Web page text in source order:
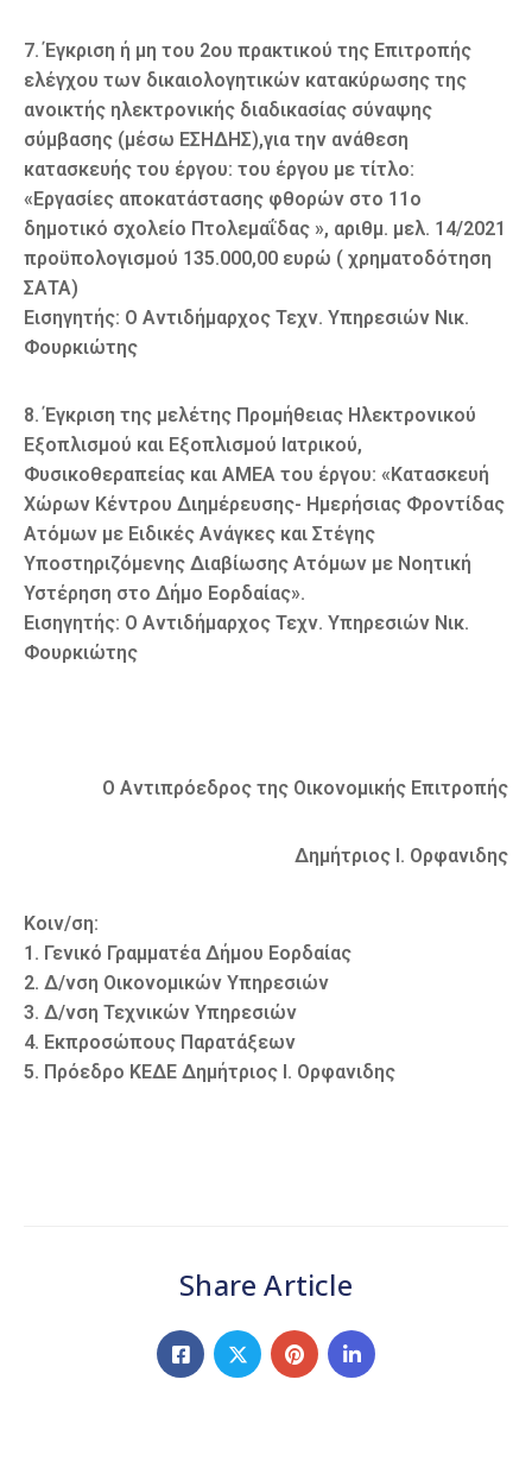
7. Έγκριση ή μη του 2ου πρακτικού της Επιτροπής
ελέγχου των δικαιολογητικών κατακύρωσης της
ανοικτής ηλεκτρονικής διαδικασίας σύναψης
σύμβασης (μέσω ΕΣΗΔΗΣ),για την ανάθεση
κατασκευής του έργου: του έργου με τίτλο:
«Εργασίες αποκατάστασης φθορών στο 11ο
δημοτικό σχολείο Πτολεμαΐδας », αριθμ. μελ. 14/2021
προϋπολογισμού 135.000,00 ευρώ ( χρηματοδότηση
ΣΑΤΑ)
Εισηγητής: Ο Αντιδήμαρχος Τεχν. Υπηρεσιών Νικ.
Φουρκιώτης
8. Έγκριση της μελέτης Προμήθειας Ηλεκτρονικού
Εξοπλισμού και Εξοπλισμού Ιατρικού,
Φυσικοθεραπείας και ΑΜΕΑ του έργου: «Κατασκευή
Χώρων Κέντρου Διημέρευσης- Ημερήσιας Φροντίδας
Ατόμων με Ειδικές Ανάγκες και Στέγης
Υποστηριζόμενης Διαβίωσης Ατόμων με Νοητική
Υστέρηση στο Δήμο Εορδαίας».
Εισηγητής: Ο Αντιδήμαρχος Τεχν. Υπηρεσιών Νικ.
Φουρκιώτης
Ο Αντιπρόεδρος της Οικονομικής Επιτροπής
Δημήτριος Ι. Ορφανιδης
Κοιν/ση:
1. Γενικό Γραμματέα Δήμου Εορδαίας
2. Δ/νση Οικονομικών Υπηρεσιών
3. Δ/νση Τεχνικών Υπηρεσιών
4. Εκπροσώπους Παρατάξεων
5. Πρόεδρο ΚΕΔΕ Δημήτριος Ι. Ορφανιδης
Share Article